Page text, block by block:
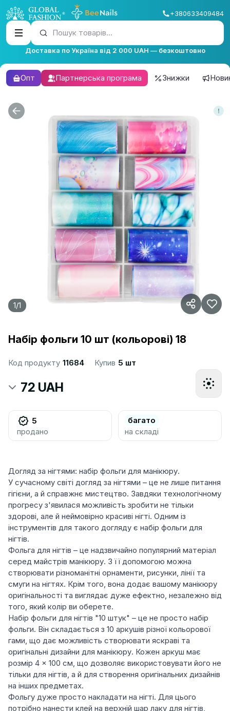
+380633409484
Пошук товарів...
Доставка по Україна від 2 000 UAH — безкоштовно
Опт Партнерська програма Знижки
1/1
Набір фольги 10 шт (кольорові) 18
Код продукту 11684 Купив 5 шт
72 UAH
5
продано
багато
на складі
Догляд за нігтями: набір фольги для манікюру.
У сучасному світі догляд за нігтями – це не лише питання
гігієни, а й справжнє мистецтво. Завдяки технологічному
прогресу з'явилася можливість зробити не тільки
здорові, але й неймовірно красиві нігті. Одним із
інструментів для такого догляду є набір фольги для
нігтів.
Фольга для нігтів – це надзвичайно популярний матеріал
серед майстрів манікюру. З її допомогою можна
створювати різноманітні орнаменти, рисунки, лінії та
смуги на нігтях. Крім того, вона додає вашому манікюру
оригінальності та виглядає дуже ефектно, незалежно від
того, який колір ви оберете.
Набір фольги для нігтів "10 штук" – це не просто набір
фольги. Він складається з 10 аркушів різної кольорової
гами, що дає можливість створювати яскраві та
оригінальні дизайни для манікюру. Кожен аркуш має
розмір 4 × 100 см, що дозволяє використовувати його не
тільки для нігтів, а й для створення оригінальних дизайнів
на інших предметах.
Фольгу дуже просто накладати на нігті. Для цього
потрібно нанести клей на верхній шар лаку для нігтів,